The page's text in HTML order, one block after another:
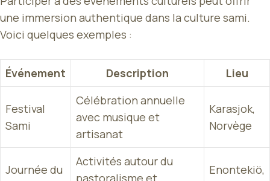
une immersion authentique dans la culture sami.
Voici quelques exemples :
Événement Description Lieu
Festival
Sami
Célébration annuelle
avec musique et
artisanat
Karasjok,
Norvège
Journée du
Activités autour du
pastoralisme et
Enontekiö,